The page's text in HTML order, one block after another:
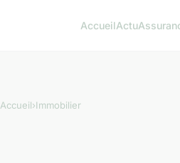
AccueilActu
Accueil›Immobilier